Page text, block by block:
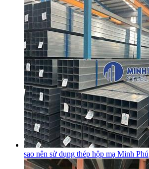
sao nên sử dụng thép hộp mạ Minh Phú